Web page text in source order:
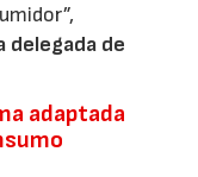
delegada de
adaptada